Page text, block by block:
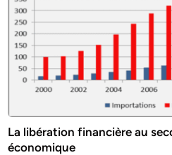
La libération financière au
économique